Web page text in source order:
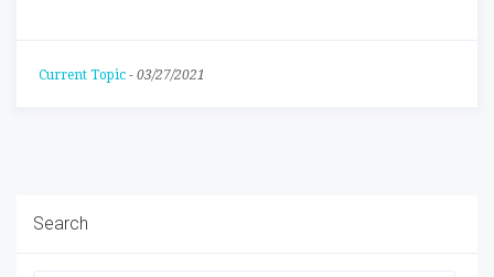
Current Topic - 03/27/2021
Search